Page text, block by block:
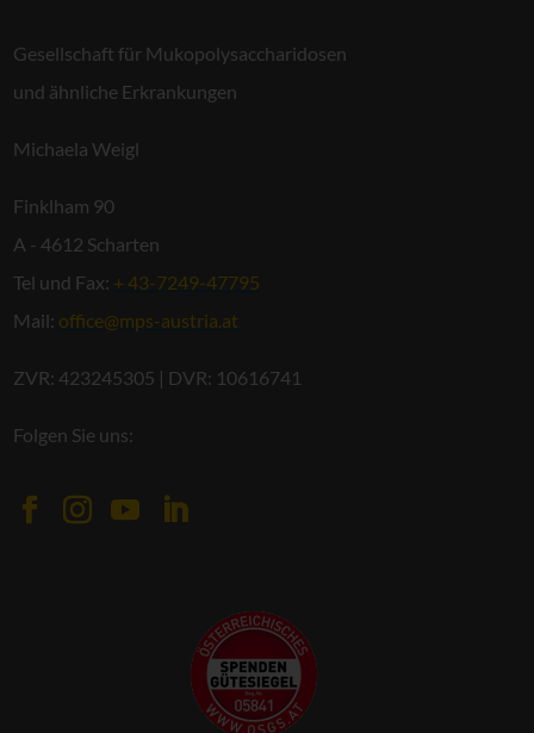
Gesellschaft für Mukopolysaccharidosen
und ähnliche Erkrankungen
Michaela Weigl
Finklham 90
A - 4612 Scharten
Tel und Fax: + 43-7249-47795
Mail: office@mps-austria.at
ZVR: 423245305 | DVR: 10616741
Folgen Sie uns: